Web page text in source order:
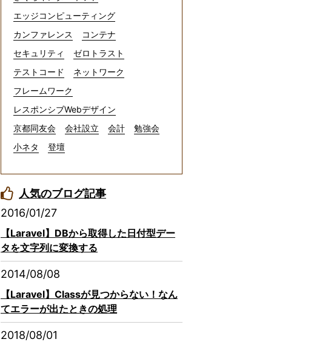
エッジコンピューティング
カンファレンス
コンテナ
セキュリティ
ゼロトラスト
テストコード
ネットワーク
フレームワーク
レスポンシブWebデザイン
京都同友会
会社設立 会計
勉強会
小ネタ
登壇
人気のブログ記事
2016/01/27
【Laravel】DBから取得した日付型デー
タを文字列に変換する
2014/08/08
【Laravel】Classが見つからない！なん
てエラーが出たときの処理
2018/08/01